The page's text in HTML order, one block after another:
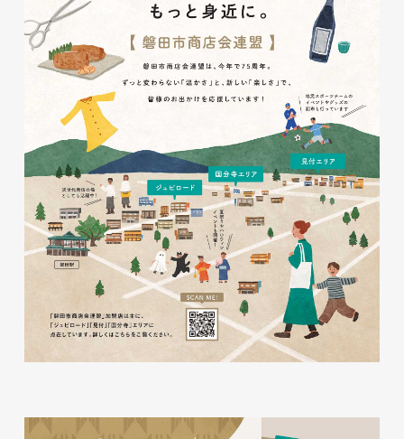
磐田商工会議所様 磐田市商店
会連盟チラシ
#公共・行政・団体
#チラシ